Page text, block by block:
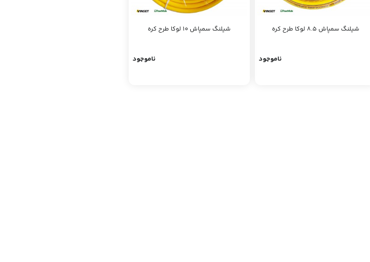
شیلنگ سمپاش 8.5 لوکا طرح کره
ناموجود
شیلنگ سمپاش 10 لوکا طرح کره
ناموجود